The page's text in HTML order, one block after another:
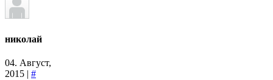
николай
04. Август,
2015 | #